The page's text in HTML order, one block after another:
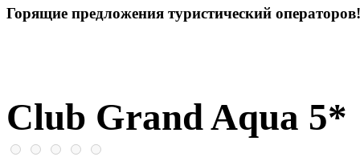
Горящие предложения туристический операторов!
Club Grand Aqua 5*